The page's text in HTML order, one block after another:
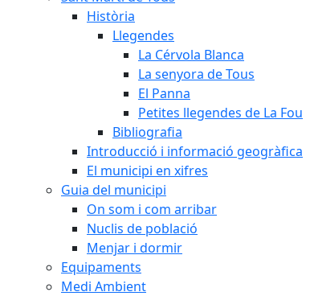
Història
Llegendes
La Cérvola Blanca
La senyora de Tous
El Panna
Petites llegendes de La Fou
Bibliografia
Introducció i informació geogràfica
El municipi en xifres
Guia del municipi
On som i com arribar
Nuclis de població
Menjar i dormir
Equipaments
Medi Ambient